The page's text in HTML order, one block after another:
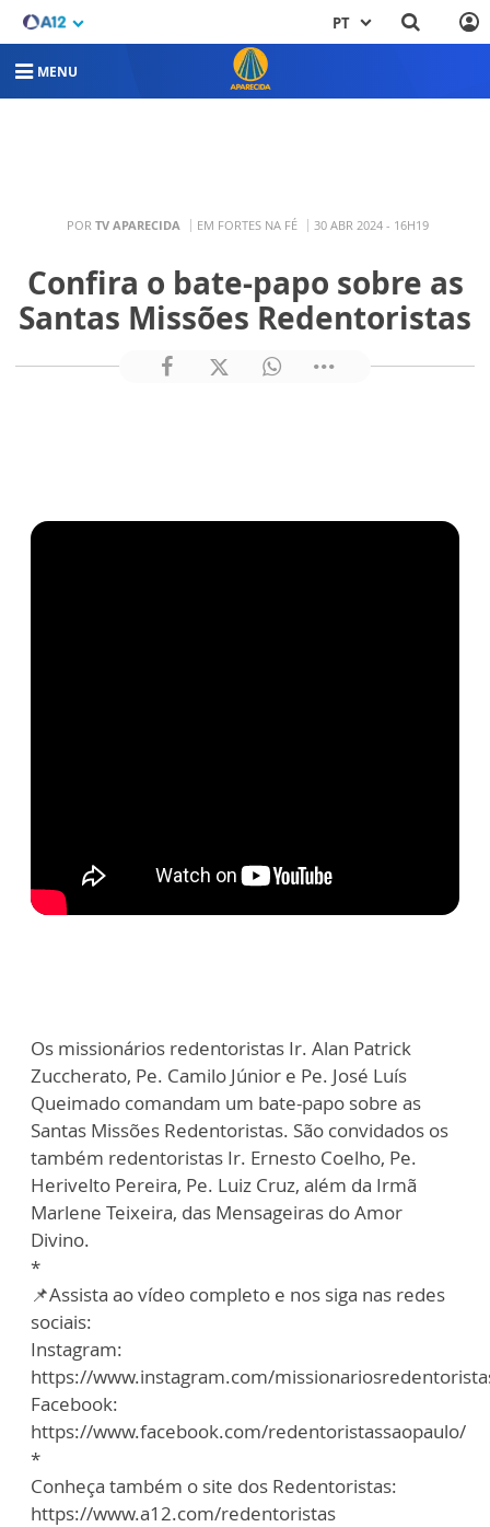
PT
MENU
POR TV APARECIDA EM FORTES NA FÉ 30 ABR 2024 - 16H19
Confira o bate-papo sobre as
Santas Missões Redentoristas
Os missionários redentoristas Ir. Alan Patrick
Zuccherato, Pe. Camilo Júnior e Pe. José Luís
Queimado comandam um bate-papo sobre as
Santas Missões Redentoristas. São convidados os
também redentoristas Ir. Ernesto Coelho, Pe.
Herivelto Pereira, Pe. Luiz Cruz, além da Irmã
Marlene Teixeira, das Mensageiras do Amor
Divino.
*
📌Assista ao vídeo completo e nos siga nas redes
sociais:
Instagram:
https://www.instagram.com/
Facebook:
https://www.facebook.com/redentoristassaopaulo/
*
Conheça também o site dos Redentoristas:
https://www.a12.com/redentoristas